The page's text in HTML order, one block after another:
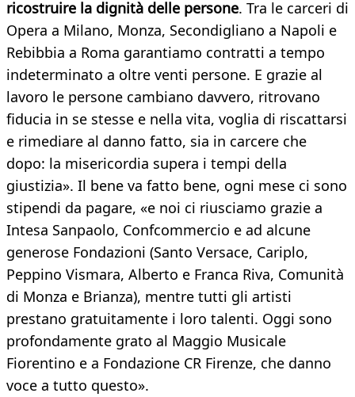
ricostruire la dignità delle persone. Tra le carceri di
Opera a Milano, Monza, Secondigliano a Napoli e
Rebibbia a Roma garantiamo contratti a tempo
indeterminato a oltre venti persone. E grazie al
lavoro le persone cambiano davvero, ritrovano
fiducia in se stesse e nella vita, voglia di riscattarsi
e rimediare al danno fatto, sia in carcere che
dopo: la misericordia supera i tempi della
giustizia». Il bene va fatto bene, ogni mese ci sono
stipendi da pagare, «e noi ci riusciamo grazie a
Intesa Sanpaolo, Confcommercio e ad alcune
generose Fondazioni (Santo Versace, Cariplo,
Peppino Vismara, Alberto e Franca Riva, Comunità
di Monza e Brianza), mentre tutti gli artisti
prestano gratuitamente i loro talenti. Oggi sono
profondamente grato al Maggio Musicale
Fiorentino e a Fondazione CR Firenze, che danno
voce a tutto questo».